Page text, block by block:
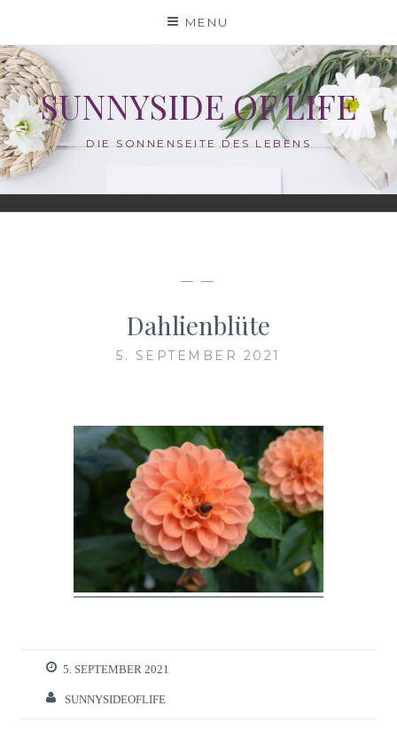
content
MENU
SUNNYSIDE OF LIFE
DIE SONNENSEITE DES LEBENS
— —
Dahlienblüte
5. SEPTEMBER 2021
5. SEPTEMBER 2021
SUNNYSIDEOFLIFE